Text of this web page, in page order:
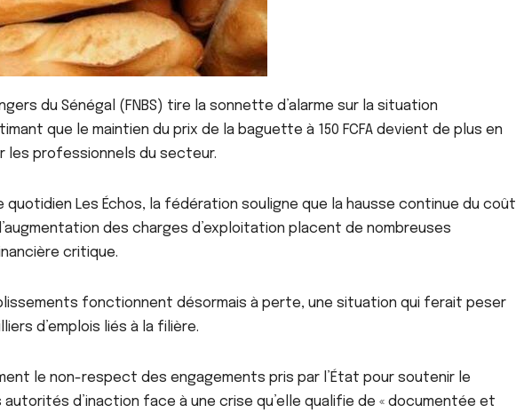
du Sénégal (FNBS) tire la sonnette d’alarme sur la situation
que le maintien du prix de la baguette à 150 FCFA devient de plus en
les professionnels du secteur.
Les Échos, la fédération souligne que la hausse continue du coût
des charges d’exploitation placent de nombreuses
critique.
fonctionnent désormais à perte, une situation qui ferait peser
d’emplois liés à la filière.
le non-respect des engagements pris par l’État pour soutenir le
autorités d’inaction face à une crise qu’elle qualifie de « documentée et